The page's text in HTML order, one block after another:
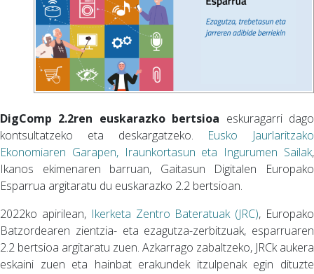
DigComp 2.2ren euskarazko bertsioa eskuragarri dago
kontsultatzeko eta deskargatzeko. Eusko Jaurlaritzako
Ekonomiaren Garapen, Iraunkortasun eta Ingurumen Sailak,
Ikanos ekimenaren barruan, Gaitasun Digitalen Europako
Esparrua argitaratu du euskarazko 2.2 bertsioan.
2022ko apirilean, Ikerketa Zentro Bateratuak (JRC), Europako
Batzordearen zientzia- eta ezagutza-zerbitzuak, esparruaren
2.2 bertsioa argitaratu zuen. Azkarrago zabaltzeko, JRCk aukera
eskaini zuen eta hainbat erakundek itzulpenak egin dituzte